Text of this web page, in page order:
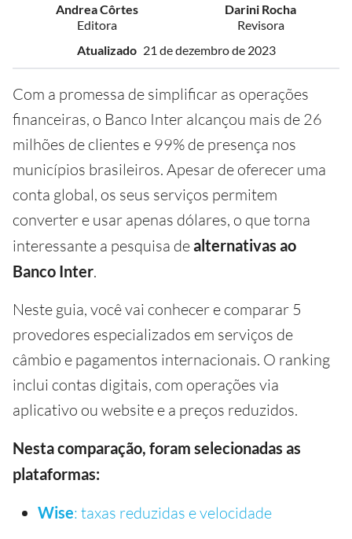
Andrea Côrtes
Editora
Darini Rocha
Revisora
Atualizado 21 de dezembro de 2023
Com a promessa de simplificar as operações
financeiras, o Banco Inter alcançou mais de 26
milhões de clientes e 99% de presença nos
municípios brasileiros. Apesar de oferecer uma
conta global, os seus serviços permitem
converter e usar apenas dólares, o que torna
interessante a pesquisa dealternativas ao
Banco Inter.
Neste guia, você vai conhecer e comparar 5
provedores especializados em serviços de
câmbio e pagamentos internacionais. O ranking
inclui contas digitais, com operações via
aplicativo ou website e a preços reduzidos.
Nesta comparação, foram selecionadas as
plataformas:
Wise: taxas reduzidas e velocidade